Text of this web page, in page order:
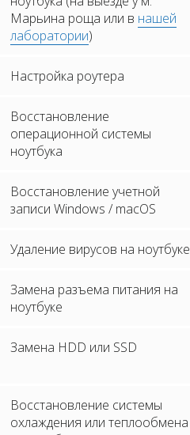
Марьина роща или в нашей
лаборатории)
Настройка роутера
Восстановление
операционной системы
ноутбука
Восстановление учетной
записи Windows / macOS
Удаление вирусов на ноутбуке
Замена разъема питания на
ноутбуке
Замена HDD или SSD
Восстановление системы
охлаждения или теплообмена